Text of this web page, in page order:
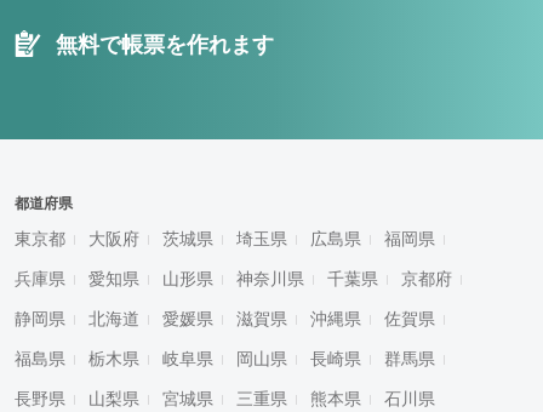
無料で帳票を作れます
都道府県
東京都 大阪府 茨城県 埼玉県 広島県 福岡県
兵庫県 愛知県 山形県 神奈川県 千葉県 京都府
静岡県 北海道 愛媛県 滋賀県 沖縄県 佐賀県
福島県 栃木県 岐阜県 岡山県 長崎県 群馬県
長野県 山梨県 宮城県 三重県 熊本県 石川県